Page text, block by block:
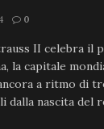
0
II celebra il
la capitale
a ritmo di
dalla nascita del